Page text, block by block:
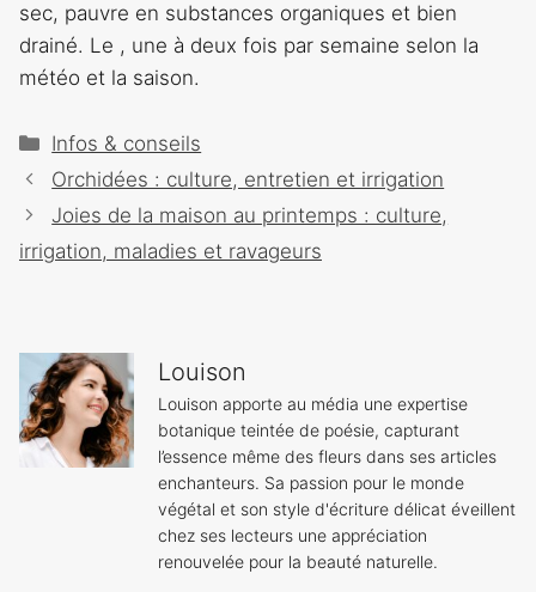
sec, pauvre en substances organiques et bien
drainé. Le , une à deux fois par semaine selon la
météo et la saison.
Catégories
Infos & conseils
Navigation
des
Orchidées : culture, entretien et irrigation
Joies de la maison au printemps : culture,
irrigation, maladies et ravageurs
Louison
Louison apporte au média une expertise
botanique teintée de poésie, capturant
l’essence même des fleurs dans ses articles
enchanteurs. Sa passion pour le monde
végétal et son style d'écriture délicat éveillent
chez ses lecteurs une appréciation
renouvelée pour la beauté naturelle.